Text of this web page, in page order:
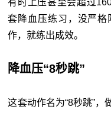
有时上压甚至会超过
套降血压练习，没严
作，就练出成效。
降血压“8秒跳”
这套动作名为“8秒跳”